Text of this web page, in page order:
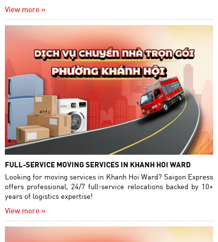
View more »
FULL-SERVICE MOVING SERVICES IN KHANH HOI WARD
Looking for moving services in Khanh Hoi Ward? Saigon Express
offers professional, 24/7 full-service relocations backed by 10+
years of logistics expertise!
View more »